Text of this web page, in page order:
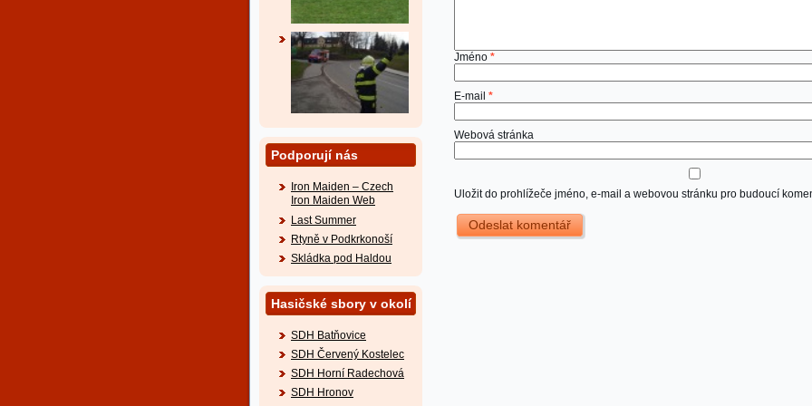
Podporují nás
Iron Maiden – Czech
Iron Maiden Web
Last Summer
Rtyně v Podkrkonoší
Skládka pod Haldou
Hasičské sbory v okolí
SDH Batňovice
SDH Červený Kostelec
SDH Horní Radechová
SDH Hronov
Jméno *
E-mail *
Webová stránka
Uložit do prohlížeče jméno, e-mail a webovou stránku pro budoucí